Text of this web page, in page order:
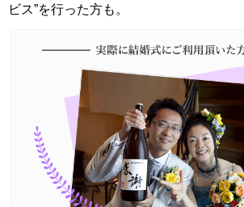
ビス”を行った方も。